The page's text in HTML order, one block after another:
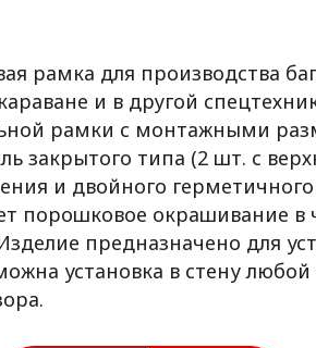
рамка для производства
и в другой
рамки с монтажными
закрытого типа (2 шт. с
и двойного
порошковое окрашивание
предназначено для
установка в стену